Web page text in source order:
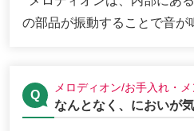
の部品が振動することで音が
メロディオン/お手入れ・メ
なんとなく、においが